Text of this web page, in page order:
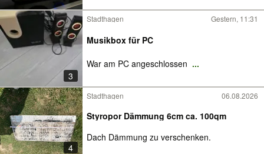
3
Stadthagen Gestern, 11:31
Musikbox für PC
War am PC angeschlossen ...
4
Stadthagen 06.08.2026
Styropor Dämmung 6cm ca. 100qm
Dach Dämmung zu verschenken.